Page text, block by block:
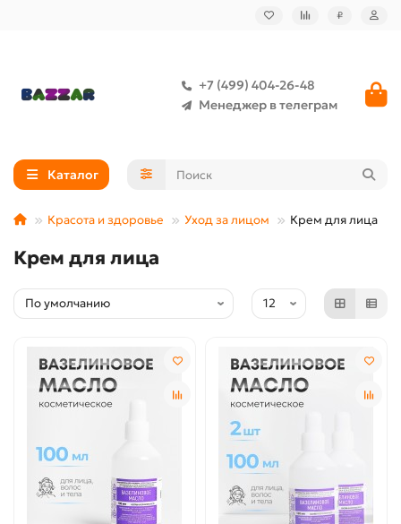
₽
+7 (499) 404-26-48
Менеджер в телеграм
Каталог
Красота и здоровье Уход за лицом Крем для лица
Крем для лица